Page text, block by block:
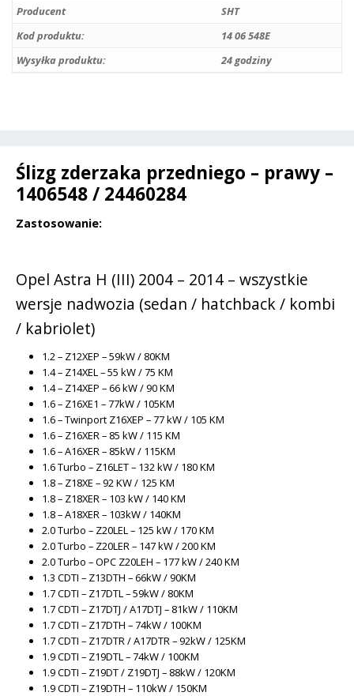
Astra
H
1406548
e
e
Producent
SHT
Kod produktu:
14 06 548E
Wysyłka produktu:
24 godziny
Ślizg zderzaka przedniego – prawy –
1406548 / 24460284
Zastosowanie:
Opel Astra H (III) 2004 – 2014 – wszystkie
wersje nadwozia (sedan / hatchback / kombi
/ kabriolet)
1.2 – Z12XEP – 59kW / 80KM
1.4 – Z14XEL – 55 kW / 75 KM
1.4 – Z14XEP – 66 kW / 90 KM
1.6 – Z16XE1 – 77kW / 105KM
1.6 – Twinport Z16XEP – 77 kW / 105 KM
1.6 – Z16XER – 85 kW / 115 KM
1.6 – A16XER – 85kW / 115KM
1.6 Turbo – Z16LET – 132 kW / 180 KM
1.8 – Z18XE – 92 KW / 125 KM
1.8 – Z18XER – 103 kW / 140 KM
1.8 – A18XER – 103kW / 140KM
2.0 Turbo – Z20LEL – 125 kW / 170 KM
2.0 Turbo – Z20LER – 147 kW / 200 KM
2.0 Turbo – OPC Z20LEH – 177 kW / 240 KM
1.3 CDTI – Z13DTH – 66kW / 90KM
1.7 CDTI – Z17DTL – 59kW / 80KM
1.7 CDTI – Z17DTJ / A17DTJ – 81kW / 110KM
1.7 CDTI – Z17DTH – 74kW / 100KM
1.7 CDTI – Z17DTR / A17DTR – 92kW / 125KM
1.9 CDTI – Z19DTL – 74kW / 100KM
1.9 CDTI – Z19DT / Z19DTJ – 88kW / 120KM
1.9 CDTI – Z19DTH – 110kW / 150KM